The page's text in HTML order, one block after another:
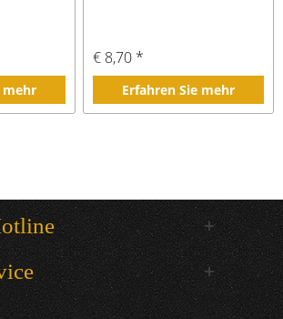
mehr
€ 8,70 *
Erfahren Sie mehr